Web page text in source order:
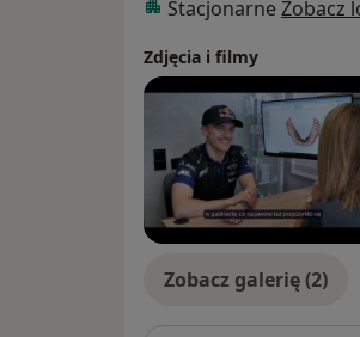
Stacjonarne Zobacz
Zdjęcia i filmy
Zobacz galerię (2)